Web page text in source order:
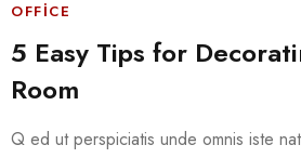
OFFICE
5 Easy Tips for
Room
Q ed ut perspiciatis unde omnis iste